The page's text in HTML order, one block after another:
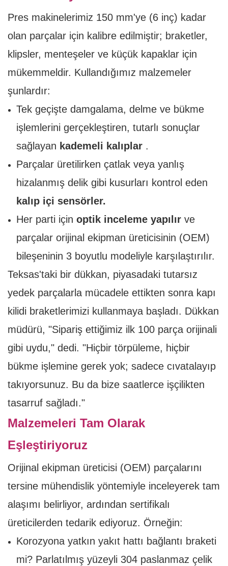
Pres makinelerimiz 150 mm'ye (6 inç) kadar
olan parçalar için kalibre edilmiştir; braketler,
klipsler, menteşeler ve küçük kapaklar için
mükemmeldir. Kullandığımız malzemeler
şunlardır:
Tek geçişte damgalama, delme ve bükme
işlemlerini gerçekleştiren, tutarlı sonuçlar
sağlayan kademeli kalıplar.
Parçalar üretilirken çatlak veya yanlış
hizalanmış delik gibi kusurları kontrol eden
kalıp içi sensörler.
Her parti için optik inceleme yapılırve
parçalar orijinal ekipman üreticisinin (OEM)
bileşeninin 3 boyutlu modeliyle karşılaştırılır.
Teksas'taki bir dükkan, piyasadaki tutarsız
yedek parçalarla mücadele ettikten sonra kapı
kilidi braketlerimizi kullanmaya başladı. Dükkan
müdürü, "Sipariş ettiğimiz ilk 100 parça orijinali
gibi uydu," dedi. "Hiçbir törpüleme, hiçbir
bükme işlemine gerek yok; sadece cıvatalayıp
takıyorsunuz. Bu da bize saatlerce işçilikten
tasarruf sağladı."
Malzemeleri Tam Olarak
Eşleştiriyoruz
Orijinal ekipman üreticisi (OEM) parçalarını
tersine mühendislik yöntemiyle inceleyerek tam
alaşımı belirliyor, ardından sertifikalı
üreticilerden tedarik ediyoruz. Örneğin:
Korozyona yatkın yakıt hattı bağlantı braketi
mi? Parlatılmış yüzeyli 304 paslanmaz çelik